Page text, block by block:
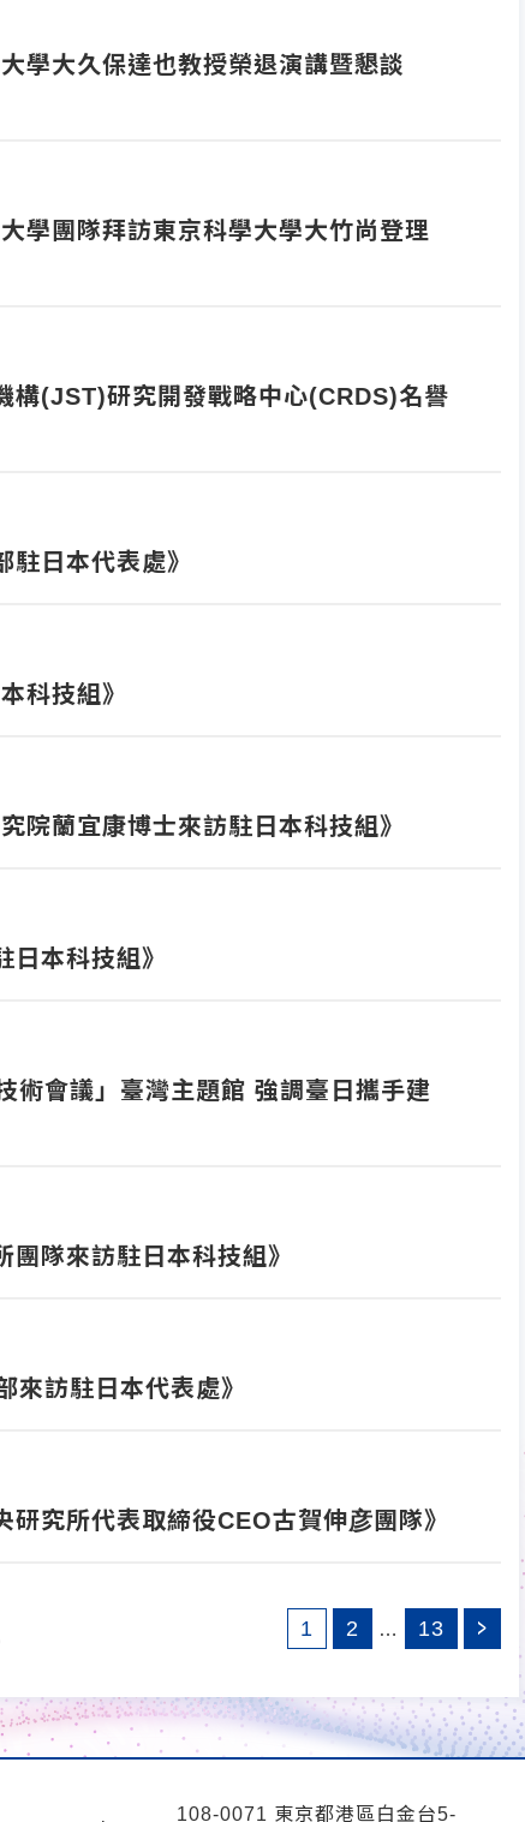
學大久保達也教授榮退演講暨懇談
學團隊拜訪東京科學大學大竹尚登理
構(JST)研究開發戰略中心(CRDS)名譽
日本代表處》
科技組》
院蘭宜康博士來訪駐日本科技組》
本科技組》
術會議」臺灣主題館 強調臺日攜手建
隊來訪駐日本科技組》
訪駐日本代表處》
究所代表取締役CEO古賀伸彦團隊》
1 2 … 13
108-0071 東京都港區白金台5-